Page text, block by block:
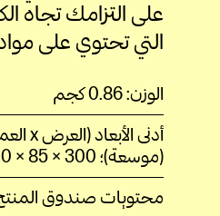
على التزامك تجاه
التي تحتوي على
الوزن: 0.86 كجم
(موسعة)؛ 300 × 85 × 410 مم (غير موسعة)
محتويات صندوق